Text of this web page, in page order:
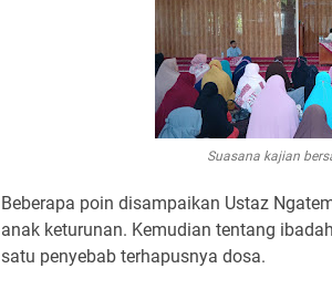
Suasana kajian
Beberapa poin disampaikan Ustaz
anak keturunan. Kemudian tentang
satu penyebab terhapusnya dosa.